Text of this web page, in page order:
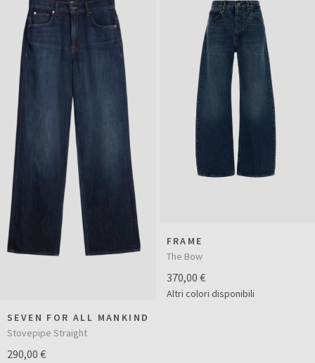
SEVEN FOR ALL MANKIND
Stovepipe Straight
290,00 €
FRAME
The Bow
370,00 €
Altri colori disponibili